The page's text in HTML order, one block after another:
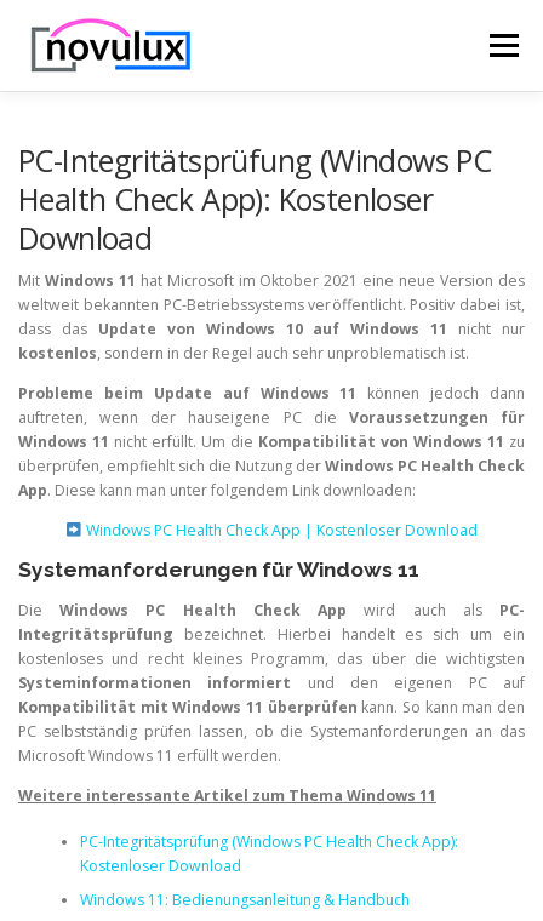
Inhalt
springen
Menü
LEBEN UND GESUNDHEIT
PC-Integritätsprüfung (Windows PC
Health Check App): Kostenloser
Download
Mit Windows 11 hat Microsoft im Oktober 2021 eine neue Version des
weltweit bekannten PC-Betriebssystems veröffentlicht. Positiv dabei ist,
dass das Update von Windows 10 auf Windows 11
nicht nur
kostenlos, sondern in der Regel auch sehr unproblematisch ist.
Probleme beim Update auf Windows 11
können jedoch dann
auftreten, wenn der hauseigene PC die Voraussetzungen für
Windows 11 nicht erfüllt. Um die Kompatibilität von Windows 11 zu
überprüfen, empfiehlt sich die Nutzung derWindows PC Health Check
App. Diese kann man unter folgendem Link downloaden:
Windows PC Health Check App | Kostenloser Download
Systemanforderungen für Windows 11
DieWindows PC Health Check App wird auch als PC-
Integritätsprüfung bezeichnet. Hierbei handelt es sich um ein
kostenloses und recht kleines Programm, das über die wichtigsten
Systeminformationen informiert und den eigenen PC auf
Kompatibilität mit Windows 11 überprüfen kann. So kann man den
PC selbstständig prüfen lassen, ob die Systemanforderungen an das
Microsoft Windows 11 erfüllt werden.
Weitere interessante Artikel zum Thema Windows 11
PC-Integritätsprüfung (Windows PC Health Check App):
Kostenloser Download
Windows 11: Bedienungsanleitung & Handbuch